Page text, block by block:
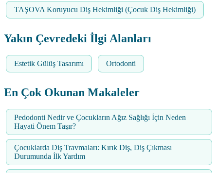
TAŞOVA Koruyucu Diş Hekimliği (Çocuk Diş Hekimliği)
Yakın Çevredeki İlgi Alanları
Estetik Gülüş Tasarımı Ortodonti
En Çok Okunan Makaleler
Pedodonti Nedir ve Çocukların Ağız Sağlığı İçin Neden
Hayati Önem Taşır?
Çocuklarda Diş Travmaları: Kırık Diş, Diş Çıkması
Durumunda İlk Yardım